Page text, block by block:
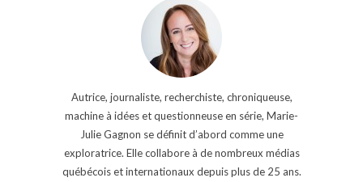
Autrice, journaliste, recherchiste, chroniqueuse,
machine à idées et questionneuse en série, Marie-
Julie Gagnon se définit d’abord comme une
exploratrice. Elle collabore à de nombreux médias
québécois et internationaux depuis plus de 25 ans.